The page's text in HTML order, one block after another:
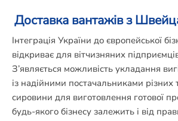
Доставка вантажів з
Інтеграція України до європейської
відкриває для вітчизняних
З’являється можливість укладання
із надійними постачальниками різних
сировини для виготовлення готової
будь-якого бізнесу залежить і від